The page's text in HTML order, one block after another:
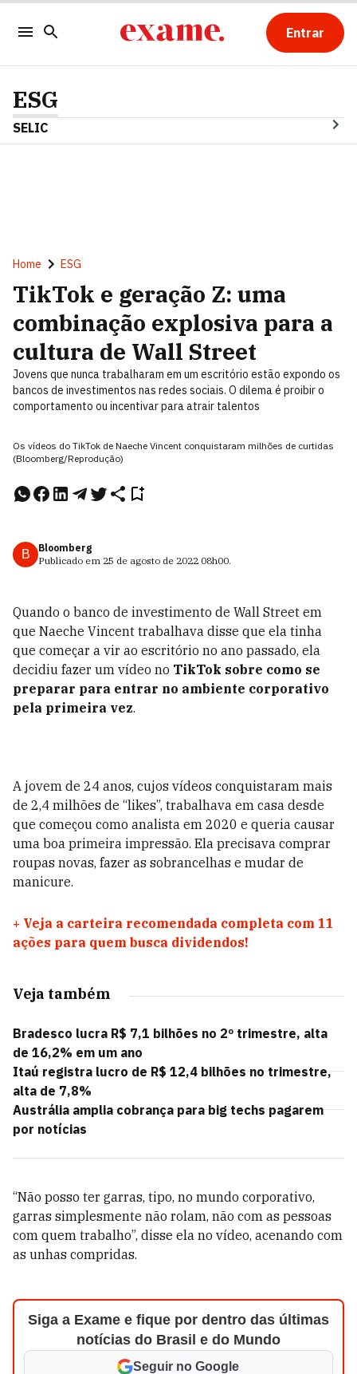
Entrar
ESG
SELIC
Home ESG
TikTok e geração Z: uma
combinação explosiva para a
cultura de Wall Street
Jovens que nunca trabalharam em um escritório estão expondo os
bancos de investimentos nas redes sociais. O dilema é proibir o
comportamento ou incentivar para atrair talentos
Os vídeos do TikTok de Naeche Vincent conquistaram milhões de curtidas
(Bloomberg/Reprodução)
B
Bloomberg
Publicado em 25 de agosto de 2022 08h00.
Quando o banco de investimento de Wall Street em
que Naeche Vincent trabalhava disse que ela tinha
que começar a vir ao escritório no ano passado, ela
decidiu fazer um vídeo no TikTok sobre como se
preparar para entrar no ambiente corporativo
pela primeira vez.
A jovem de 24 anos, cujos vídeos conquistaram mais
de 2,4 milhões de “likes”, trabalhava em casa desde
que começou como analista em 2020 e queria causar
uma boa primeira impressão. Ela precisava comprar
roupas novas, fazer as sobrancelhas e mudar de
manicure.
+ Veja a carteira recomendada completa com 11
ações para quem busca dividendos!
Veja também
Bradesco lucra R$ 7,1 bilhões no 2º trimestre, alta
de 16,2% em um ano
Itaú registra lucro de R$ 12,4 bilhões no trimestre,
alta de 7,8%
Austrália amplia cobrança para big techs pagarem
por notícias
“Não posso ter garras, tipo, no mundo corporativo,
garras simplesmente não rolam, não com as pessoas
com quem trabalho”, disse ela no vídeo, acenando com
as unhas compridas.
Siga a Exame e fique por dentro das últimas
notícias do Brasil e do Mundo
Seguir no Google